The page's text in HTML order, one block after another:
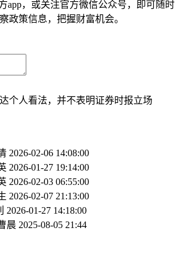
app，或关注官方微信公众号，即可随时
政策信息，把握财富机会。
个人看法，并不表明证券时报立场
2026-02-06 14:08:00
2026-01-27 19:14:00
2026-02-03 06:55:00
2026-02-07 21:13:00
2026-01-27 14:18:00
晨 2025-08-05 21:44